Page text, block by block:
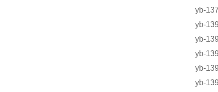
yb-
yb-
yb-
yb-
yb-
yb-